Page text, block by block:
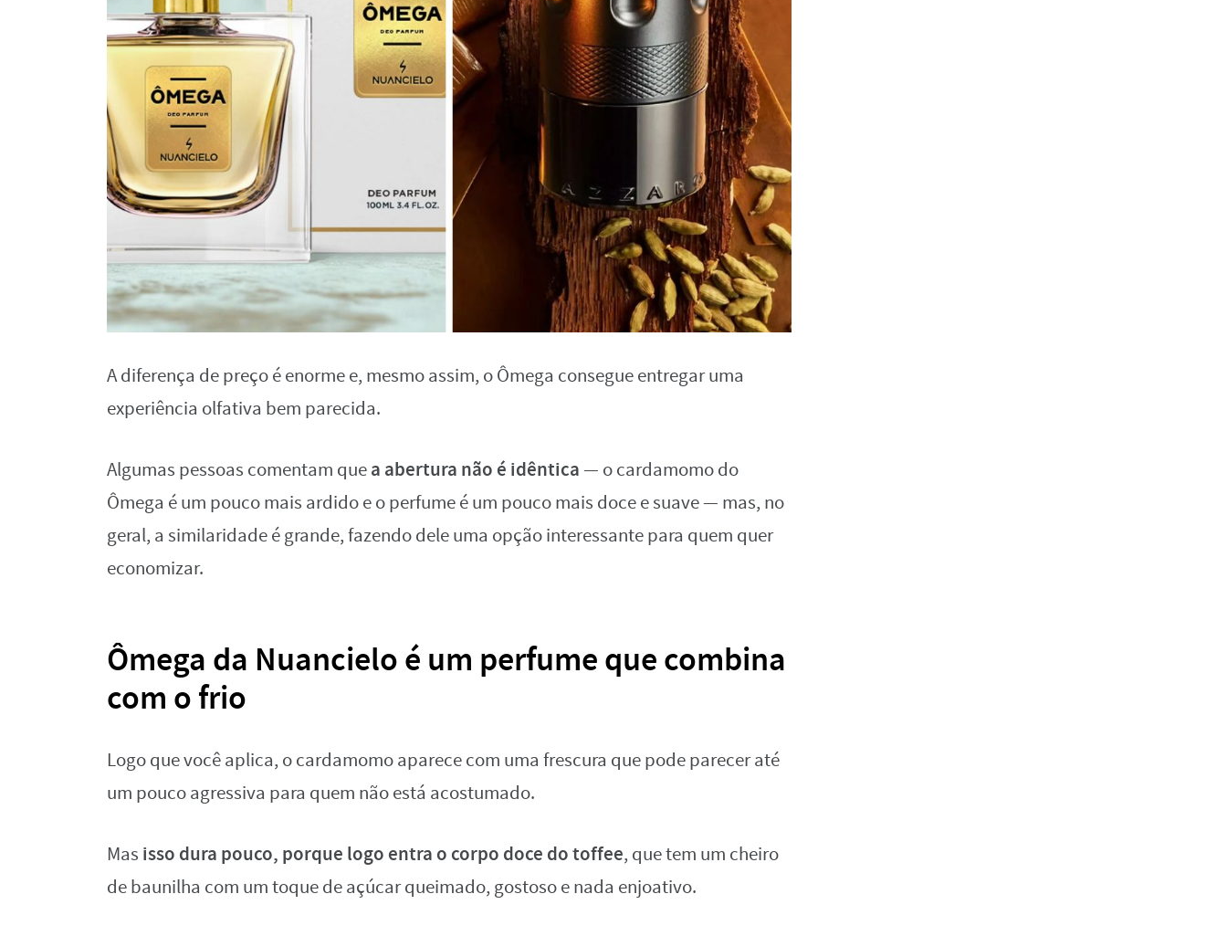
A diferença de preço é enorme e, mesmo assim, o Ômega consegue entregar uma
experiência olfativa bem parecida.
Algumas pessoas comentam quea abertura não é idêntica— o cardamomo do
Ômega é um pouco mais ardido e o perfume é um pouco mais doce e suave — mas, no
geral, a similaridade é grande, fazendo dele uma opção interessante para quem quer
economizar.
Ômega da Nuancielo é um perfume que combina
com o frio
Logo que você aplica, o cardamomo aparece com uma frescura que pode parecer até
um pouco agressiva para quem não está acostumado.
Mas isso dura pouco, porque logo entra o corpo doce do toffee, que tem um cheiro
de baunilha com um toque de açúcar queimado, gostoso e nada enjoativo.